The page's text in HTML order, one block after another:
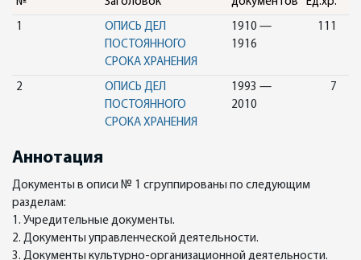
1
ОПИСЬ ДЕЛ
ПОСТОЯННОГО
СРОКА ХРАНЕНИЯ
1910 —
1916
111
2
ОПИСЬ ДЕЛ
ПОСТОЯННОГО
СРОКА ХРАНЕНИЯ
1993 —
2010
7
Аннотация
Документы в описи № 1 сгруппированы по следующим
разделам:
1. Учредительные документы.
2. Документы управленческой деятельности.
3. Документы культурно-организационной деятельности.